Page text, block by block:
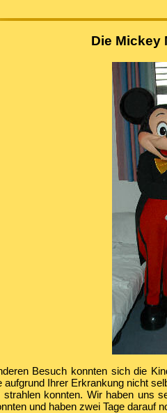
Die Mickey
Besuch konnten sich die
aufgrund Ihrer Erkrankung nicht
strahlen konnten. Wir haben uns
und haben zwei Tage darauf